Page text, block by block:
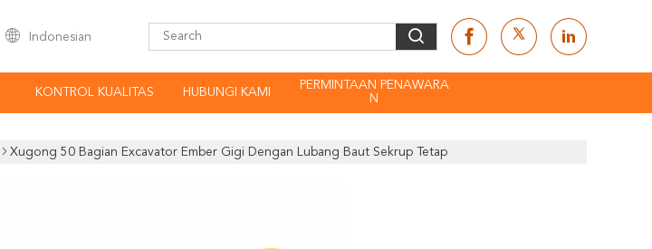
Indonesian
KONTROL KUALITAS HUBUNGI KAMI
PERMINTAAN PENAWARA
N
Xugong 50 Bagian Excavator Ember Gigi Dengan Lubang Baut Sekrup Tetap